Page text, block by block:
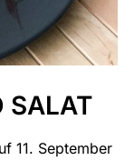
SALAT
11. September